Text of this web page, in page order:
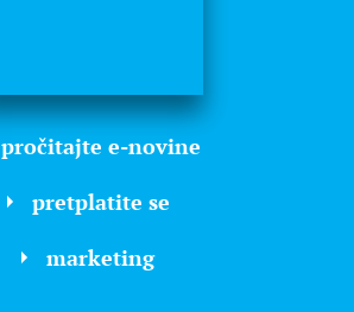
pročitajte e-novine
pretplatite se
marketing